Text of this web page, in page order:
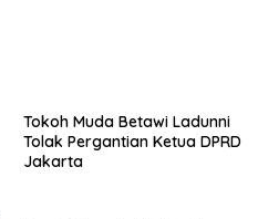
Tokoh Muda Betawi Ladunni
Tolak Pergantian Ketua DPRD
Jakarta